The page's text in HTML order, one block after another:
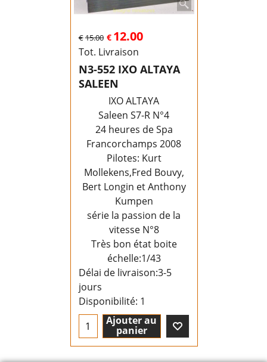
€15.00 € 12.00
Tot. Livraison
N3-552 IXO ALTAYA
SALEEN
IXO ALTAYA
Saleen S7-R N°4
24 heures de Spa
Francorchamps 2008
Pilotes: Kurt
Mollekens,Fred Bouvy,
Bert Longin et Anthony
Kumpen
série la passion de la
vitesse N°8
Très bon état boite
échelle:1/43
Délai de livraison:3-5
jours
Disponibilité: 1
Ajouter au
panier